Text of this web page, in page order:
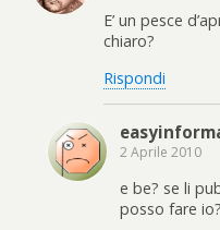
E’ un pesce
chiaro?
Rispondi
2 Aprile 2010
e be? se li
posso fare io?